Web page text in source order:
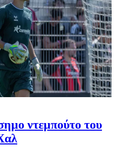
ντεμπούτο του